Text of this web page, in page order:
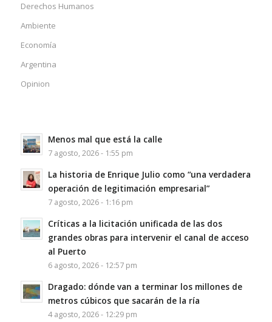
Derechos Humanos
Ambiente
Economía
Argentina
Opinion
Menos mal que está la calle
7 agosto, 2026 - 1:55 pm
La historia de Enrique Julio como “una verdadera
operación de legitimación empresarial”
7 agosto, 2026 - 1:16 pm
Críticas a la licitación unificada de las dos
grandes obras para intervenir el canal de acceso
al Puerto
6 agosto, 2026 - 12:57 pm
Dragado: dónde van a terminar los millones de
metros cúbicos que sacarán de la ría
4 agosto, 2026 - 12:29 pm